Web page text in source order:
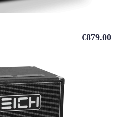
€879.00